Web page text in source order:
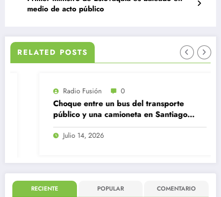
medio de acto público
RELATED POSTS
Radio Fusión 0
Choque entre un bus del transporte
público y una camioneta en Santiago
Julio 14, 2026
RECIENTE POPULAR COMENTARIO